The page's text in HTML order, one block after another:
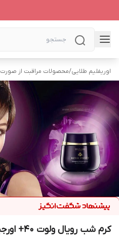
اوریفلیم طلایی/محصولات مراقبت از صورت
کرم شب رویال ولوت 40+ اورجینال اورجینال